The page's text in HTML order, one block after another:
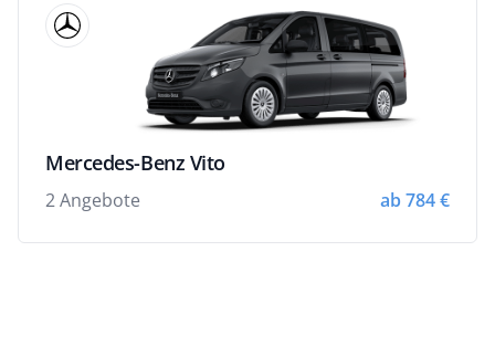
Mercedes-Benz Vito
2 Angebote ab 784 €